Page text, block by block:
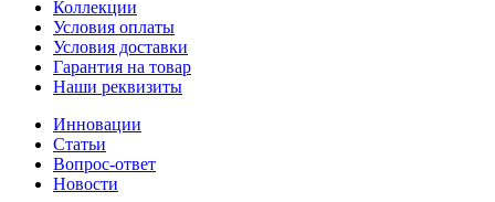
Коллекции
Условия оплаты
Условия доставки
Гарантия на товар
Наши реквизиты
Инновации
Статьи
Вопрос-ответ
Новости